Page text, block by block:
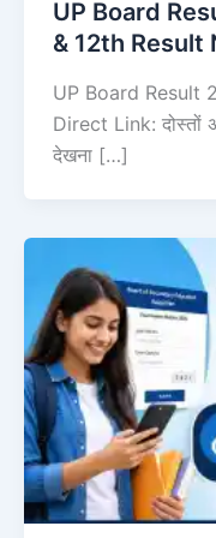
UP Board
& 12th Result
UP Board Result
Direct Link: दोस्तों
देखना […]